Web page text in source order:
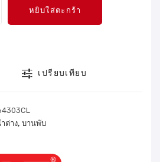
หยิบใส่ตะกร้า
เปรียบเทียบ
ต่าง, บานพับ